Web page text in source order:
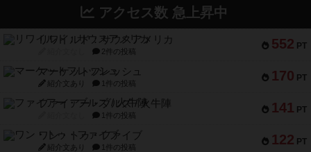
アクセス数 急上昇中
552 PT
リワイルド：サウスアメリカ
2件の投稿
170 PT
マーケットフレッシュ
紹介文あり 1件の投稿
141 PT
ファイアー・ブルズ / 火牛陣
1件の投稿
122 PT
ワン・トゥ・ファイブ
紹介文あり 1件の投稿